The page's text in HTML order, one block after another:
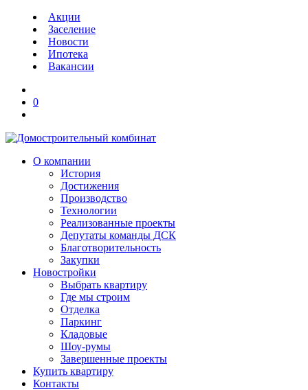
Акции
Заселение
Новости
Ипотека
Вакансии
0
О компании
История
Достижения
Производство
Технологии
Реализованные проекты
Депутаты команды ДСК
Благотворительность
Закупки
Новостройки
Выбрать квартиру
Где мы строим
Отделка
Паркинг
Кладовые
Шоу-румы
Завершенные проекты
Купить квартиру
Контакты